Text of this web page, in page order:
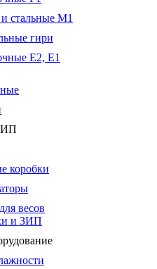
стальные М1
гири
E2, Е1
коробки
весов
и ЗИП